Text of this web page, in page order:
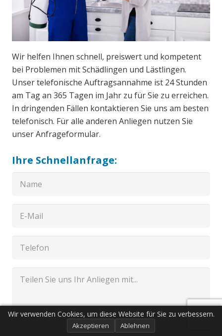
Wir helfen Ihnen schnell, preiswert und kompetent
bei Problemen mit Schädlingen und Lästlingen.
Unser telefonische Auftragsannahme ist 24 Stunden
am Tag an 365 Tagen im Jahr zu für Sie zu erreichen.
In dringenden Fällen kontaktieren Sie uns am besten
telefonisch. Für alle anderen Anliegen nutzen Sie
unser Anfrageformular.
Ihre Schnellanfrage:
Wir verwenden Cookies, um diese Website für Sie zu verbessern.
Akzeptieren Ablehnen